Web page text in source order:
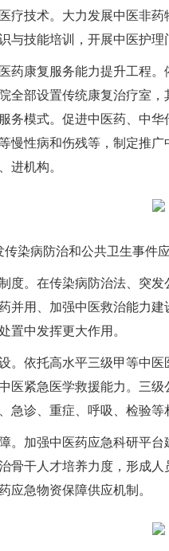
疗技术。大力发展中医非
与技能培训，开展中医护理
药康复服务能力提升工程
全部设置传统康复治疗室
务模式。促进中医药、中
慢性病和伤残等，制定推
进机构。
染病防治和公共卫生事件
度。在传染病防治法、突
并用、加强中医救治能力
置中发挥更大作用。
。依托高水平三级甲等中
医紧急医学救援能力。三
急诊、重症、呼吸、检验
。加强中医药应急科研平
骨干人才培养力度，形成
应急物资保障供应机制。